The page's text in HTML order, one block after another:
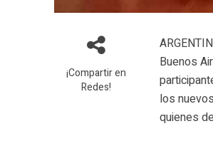
¡Compartir en
Redes!
Buenos
los
quienes